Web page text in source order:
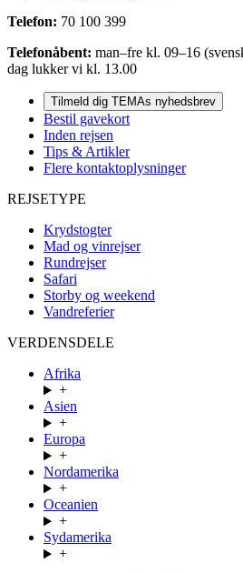
Telefon: 70 100 399
Telefonåbent: man–fre kl. 09–16
dag lukker vi kl. 13.00
Tilmeld dig TEMAs nyhedsbrev
Bestil gavekort
Inden rejsen
Tips & Artikler
Flere kontaktoplysninger
REJSETYPE
Krydstogter
Mad og vinrejser
Rundrejser
Safari
Storby og weekend
Vandreferier
VERDENSDELE
Afrika
+
Asien
+
Europa
+
Nordamerika
+
Oceanien
+
Sydamerika
+